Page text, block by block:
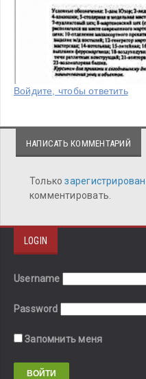
Войдите, чтобы ответить
НАПИСАТЬ КОММЕНТАРИЙ
Только
комментировать.
LOGIN
Username
Password
Запомнить меня